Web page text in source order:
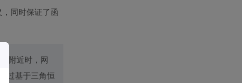
同时保证了函
附近时，网
过基于三角恒